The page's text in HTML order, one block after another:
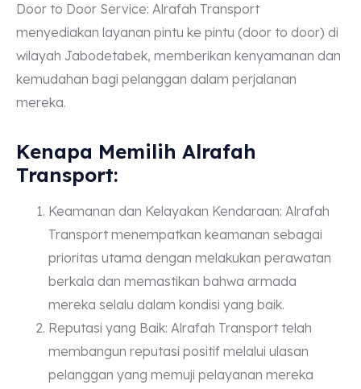
Door to Door Service: Alrafah Transport
menyediakan layanan pintu ke pintu (door to door) di
wilayah Jabodetabek, memberikan kenyamanan dan
kemudahan bagi pelanggan dalam perjalanan
mereka.
Kenapa Memilih Alrafah
Transport:
Keamanan dan Kelayakan Kendaraan: Alrafah
Transport menempatkan keamanan sebagai
prioritas utama dengan melakukan perawatan
berkala dan memastikan bahwa armada
mereka selalu dalam kondisi yang baik.
Reputasi yang Baik: Alrafah Transport telah
membangun reputasi positif melalui ulasan
pelanggan yang memuji pelayanan mereka